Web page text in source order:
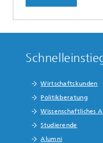
Wirtschaftskunden
Politikberatung
Wissenschaftliches
Studierende
Alumni